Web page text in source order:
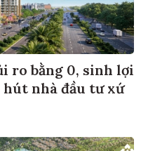
ro bằng 0, sinh lợi
nhà đầu tư xứ